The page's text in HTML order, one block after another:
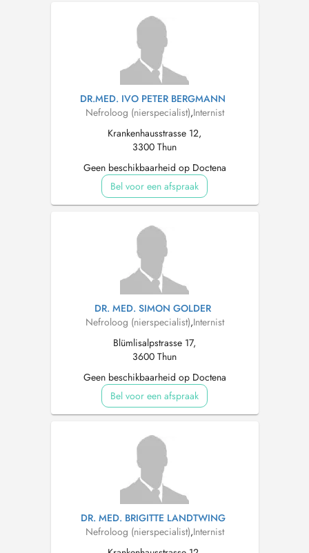
DR.MED. IVO PETER BERGMANN
Nefroloog (nierspecialist),Internist
Krankenhausstrasse 12,
3300 Thun
Geen beschikbaarheid op Doctena
Bel voor een afspraak
DR. MED. SIMON GOLDER
Nefroloog (nierspecialist),Internist
Blümlisalpstrasse 17,
3600 Thun
Geen beschikbaarheid op Doctena
Bel voor een afspraak
DR. MED. BRIGITTE LANDTWING
Nefroloog (nierspecialist),Internist